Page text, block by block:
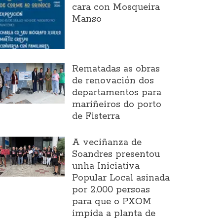
cara con Mosqueira
Manso
Rematadas as obras
de renovación dos
departamentos para
mariñeiros do porto
de Fisterra
A veciñanza de
Soandres presentou
unha Iniciativa
Popular Local asinada
por 2.000 persoas
para que o PXOM
impida a planta de